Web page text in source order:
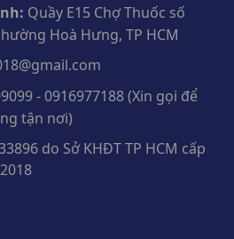
Quầy E15 Chợ Thuốc số
Hoà Hưng, TP HCM
- 0916977188 (Xin gọi để
tận nơi)
do Sở KHĐT TP HCM cấp